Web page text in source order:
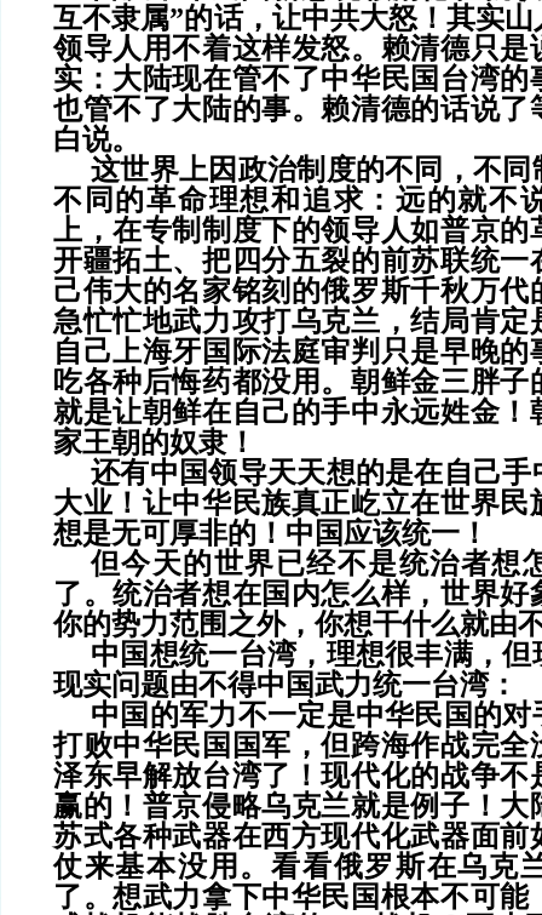
互不隶属”的话，让中共大怒！其实
领导人用不着这样发怒。赖清德只是
实：大陆现在管不了中华民国台湾的
也管不了大陆的事。赖清德的话说了
白说。
这世界上因政治制度的不同，不
不同的革命理想和追求：远的就不
上，在专制制度下的领导人如普京的
开疆拓土、把四分五裂的前苏联统一
己伟大的名家铭刻的俄罗斯千秋万代
急忙忙地武力攻打乌克兰，结局肯定
自己上海牙国际法庭审判只是早晚的
吃各种后悔药都没用。朝鲜金三胖子
就是让朝鲜在自己的手中永远姓金！
家王朝的奴隶！
还有中国领导天天想的是在自己
大业！让中华民族真正屹立在世界民
想是无可厚非的！中国应该统一！
但今天的世界已经不是统治者想
了。统治者想在国内怎么样，世界好
你的势力范围之外，你想干什么就由
中国想统一台湾，理想很丰满，
现实问题由不得中国武力统一台湾：
中国的军力不一定是中华民国的
打败中华民国国军，但跨海作战完全
泽东早解放台湾了！现代化的战争不
赢的！普京侵略乌克兰就是例子！大
苏式各种武器在西方现代化武器面前
仗来基本没用。看看俄罗斯在乌克
了。想武力拿下中华民国根本不可能